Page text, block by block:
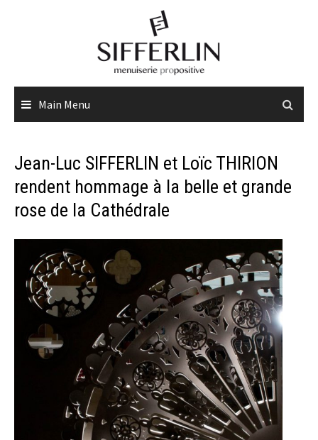
Main Menu
Jean-Luc SIFFERLIN et Loïc THIRION
rendent hommage à la belle et grande
rose de la Cathédrale